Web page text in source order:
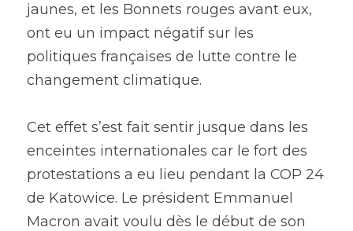
jaunes, et les Bonnets rouges avant eux,
ont eu un impact négatif sur les
politiques françaises de lutte contre le
changement climatique.
Cet effet s’est fait sentir jusque dans les
enceintes internationales car le fort des
protestations a eu lieu pendant la COP 24
de Katowice. Le président Emmanuel
Macron avait voulu dès le début de son